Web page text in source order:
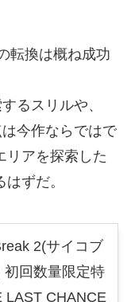
転換は概ね成功
るスリルや、
今作ならではで
リアを探索した
ずだ。
2(サイコブ
初回数量限定特
LAST CHANCE